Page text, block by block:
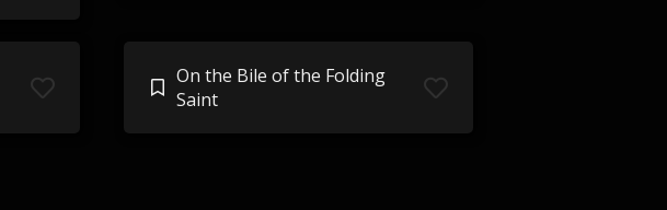
On the Bile of the Folding
Saint